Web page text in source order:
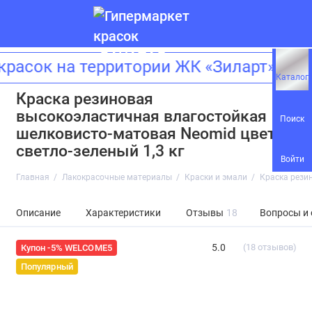
Каталог
Поиск
Войти
на территории ЖК «Зиларт»!
Краска резиновая
высокоэластичная влагостойкая
шелковисто-матовая Neomid цвет
светло-зеленый 1,3 кг
Главная Лакокрасочные материалы Краски и эмали Краска
Описание Характеристики Отзывы 18 Вопросы и
Купон -5% WELCOME5
Популярный
5.0 (18 отзывов)